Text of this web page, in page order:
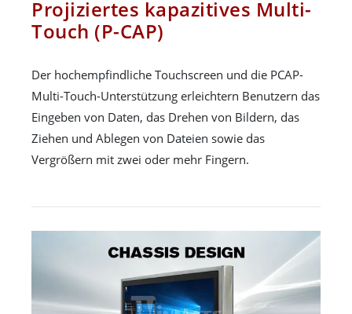
Projiziertes kapazitives Multi-
Touch (P-CAP)
Der hochempfindliche Touchscreen und die PCAP-
Multi-Touch-Unterstützung erleichtern Benutzern das
Eingeben von Daten, das Drehen von Bildern, das
Ziehen und Ablegen von Dateien sowie das
Vergrößern mit zwei oder mehr Fingern.